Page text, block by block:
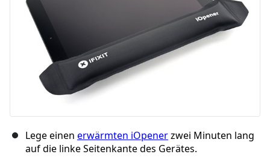
Lege einen erwärmten iOpenerzwei Minuten lang
auf die linke Seitenkante des Gerätes.